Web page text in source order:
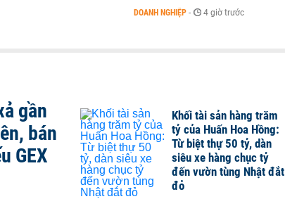
DOANH NGHIỆP - 4 giờ trước
gần
bán
GEX
Khối tài sản hàng trăm
tỷ của Huấn Hoa Hồng:
Từ biệt thự 50 tỷ, dàn
siêu xe hàng chục tỷ
đến vườn tùng Nhật đắt
đỏ